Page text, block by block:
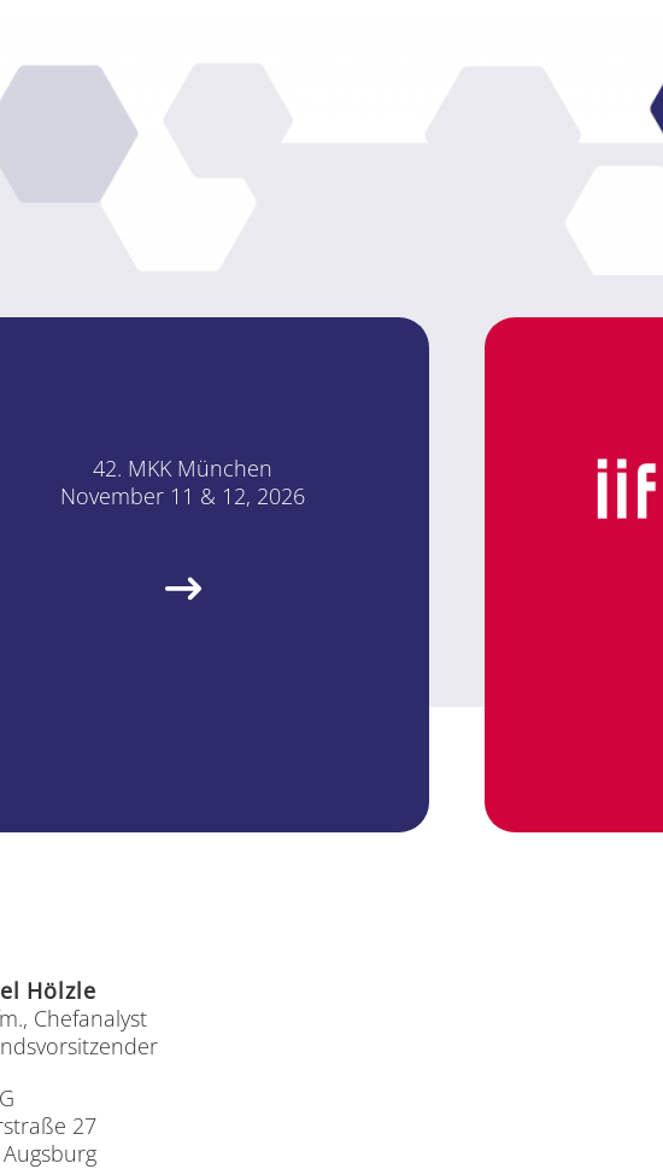
42. MKK Mün­chen
No­vem­ber 11 & 12, 2026
Hölz­le
Chef­ana­lyst
27